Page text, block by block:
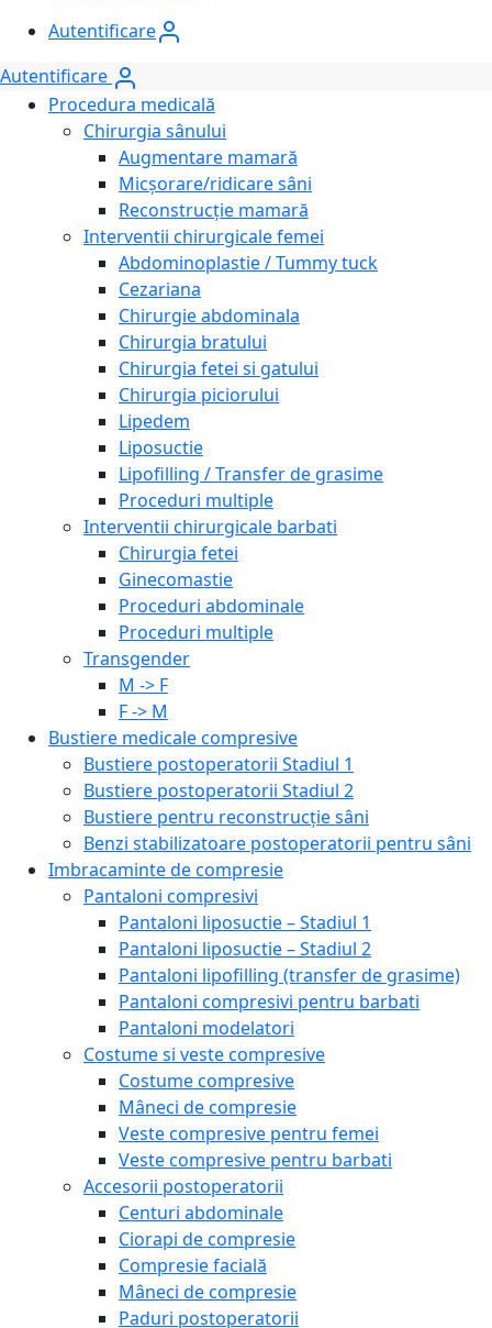
Autentificare
Autentificare
Procedura medicală
Chirurgia sânului
Augmentare mamară
Micșorare/ridicare sâni
Reconstrucție mamară
Interventii chirurgicale femei
Abdominoplastie / Tummy tuck
Cezariana
Chirurgie abdominala
Chirurgia bratului
Chirurgia fetei si gatului
Chirurgia piciorului
Lipedem
Liposuctie
Lipofilling / Transfer de grasime
Proceduri multiple
Interventii chirurgicale barbati
Chirurgia fetei
Ginecomastie
Proceduri abdominale
Proceduri multiple
Transgender
M -> F
F -> M
Bustiere medicale compresive
Bustiere postoperatorii Stadiul 1
Bustiere postoperatorii Stadiul 2
Bustiere pentru reconstrucție sâni
Benzi stabilizatoare postoperatorii pentru sâni
Imbracaminte de compresie
Pantaloni compresivi
Pantaloni liposuctie – Stadiul 1
Pantaloni liposuctie – Stadiul 2
Pantaloni lipofilling (transfer de grasime)
Pantaloni compresivi pentru barbati
Pantaloni modelatori
Costume si veste compresive
Costume compresive
Mâneci de compresie
Veste compresive pentru femei
Veste compresive pentru barbati
Accesorii postoperatorii
Centuri abdominale
Ciorapi de compresie
Compresie facială
Mâneci de compresie
Paduri postoperatorii